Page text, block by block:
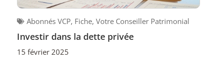
Abonnés VCP, Fiche, Votre Conseiller Patrimonial
Investir dans la dette privée
15 février 2025